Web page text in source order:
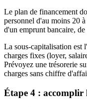
Le plan de financement
personnel d'au moins 20
d'un emprunt bancaire,
La sous-capitalisation est
charges fixes (loyer,
Prévoyez une trésorerie
charges sans chiffre
Étape 4 : accomplir